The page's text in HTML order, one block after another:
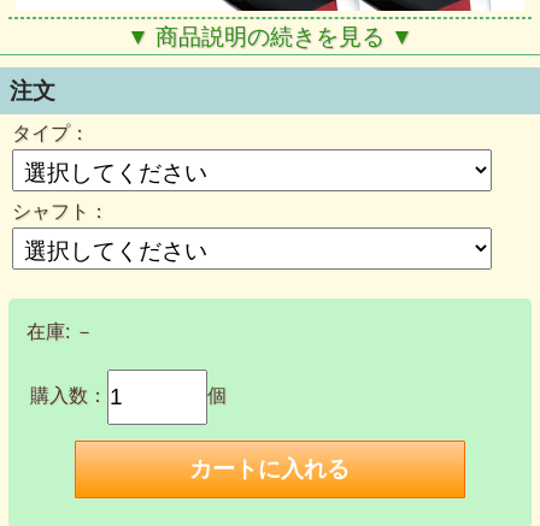
▼ 商品説明の続きを見る ▼
注文
タイプ：
シャフト：
在庫: －
購入数： 個